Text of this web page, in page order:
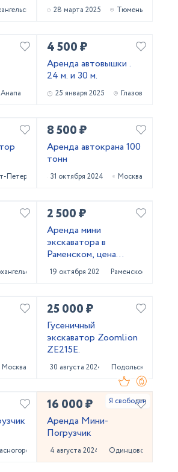
28 марта 2025 Тюмень
Анапа
4 500 ₽
Аренда автовышки .
24 м. и 30 м.
25 января 2025 Глазов
Петербург
8 500 ₽
Аренда автокрана 100
тонн
31 октября 2024 Москва
2 500 ₽
Аренда мини
экскаватора в
Раменском, цена
услуги
19 октября 2024 Раменское
Москва
25 000 ₽
Гусеничный
экскаватор Zoomlion
ZE215E.
30 августа 2024 Подольск
16 000 ₽
Аренда Мини-
Погрузчик
4 августа 2024 Одинцово